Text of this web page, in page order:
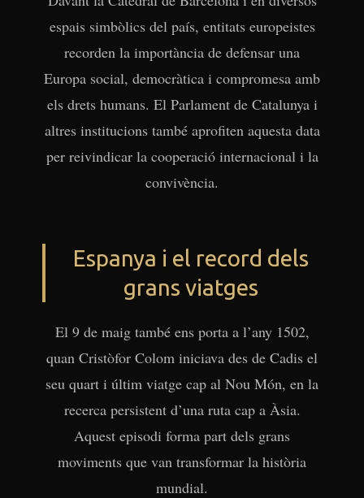
contingut
espais simbòlics del país, entitats europeistes
recorden la importància de defensar una
Europa social, democràtica i compromesa amb
els drets humans. El Parlament de Catalunya i
altres institucions també aprofiten aquesta data
per reivindicar la cooperació internacional i la
convivència.
Espanya i el record dels
grans viatges
El 9 de maig també ens porta a l’any 1502,
quan Cristòfor Colom iniciava des de Cadis el
seu quart i últim viatge cap al Nou Món, en la
recerca persistent d’una ruta cap a Àsia.
Aquest episodi forma part dels grans
moviments que van transformar la història
mundial.